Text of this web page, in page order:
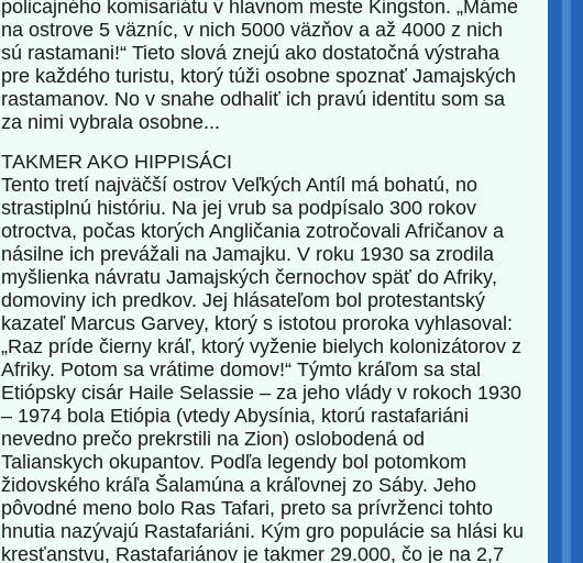
policajného komisariátu v hlavnom meste Kingston. „Máme
na ostrove 5 väzníc, v nich 5000 väzňov a až 4000 z nich
sú rastamani!“ Tieto slová znejú ako dostatočná výstraha
pre každého turistu, ktorý túži osobne spoznať Jamajských
rastamanov. No v snahe odhaliť ich pravú identitu som sa
za nimi vybrala osobne...
TAKMER AKO HIPPISÁCI
Tento tretí najväčší ostrov Veľkých Antíl má bohatú, no
strastiplnú históriu. Na jej vrub sa podpísalo 300 rokov
otroctva, počas ktorých Angličania zotročovali Afričanov a
násilne ich prevážali na Jamajku. V roku 1930 sa zrodila
myšlienka návratu Jamajských černochov späť do Afriky,
domoviny ich predkov. Jej hlásateľom bol protestantský
kazateľ Marcus Garvey, ktorý s istotou proroka vyhlasoval:
„Raz príde čierny kráľ, ktorý vyženie bielych kolonizátorov z
Afriky. Potom sa vrátime domov!“ Týmto kráľom sa stal
Etiópsky cisár Haile Selassie – za jeho vlády v rokoch 1930
– 1974 bola Etiópia (vtedy Abysínia, ktorú rastafariáni
nevedno prečo prekrstili na Zion) oslobodená od
Talianskych okupantov. Podľa legendy bol potomkom
židovského kráľa Šalamúna a kráľovnej zo Sáby. Jeho
pôvodné meno bolo Ras Tafari, preto sa prívrženci tohto
hnutia nazývajú Rastafariáni. Kým gro populácie sa hlási ku
kresťanstvu, Rastafariánov je takmer 29.000, čo je na 2,7